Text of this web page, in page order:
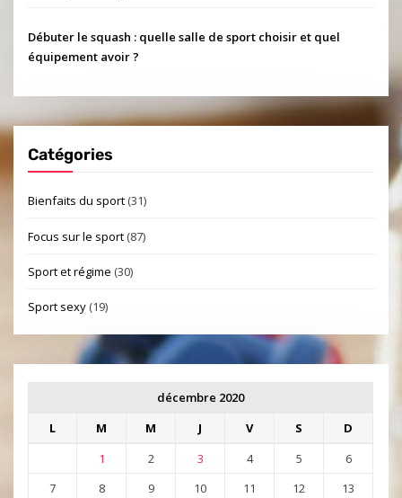
Débuter le squash : quelle salle de sport choisir et quel
équipement avoir ?
Catégories
Bienfaits du sport (31)
Focus sur le sport (87)
Sport et régime (30)
Sport sexy (19)
décembre 2020
L
M M J V S
D
1
2 3 4 5
6
7
8 9 10 11 12 13